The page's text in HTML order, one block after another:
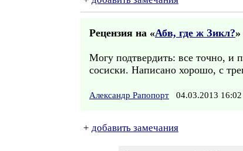
Рецензия на «Абв, где ж Зикл?»
Могу подтвердить: все точно,
сосиски. Написано хорошо, с
Александр Рапопорт 04.03.2013
+ добавить замечания